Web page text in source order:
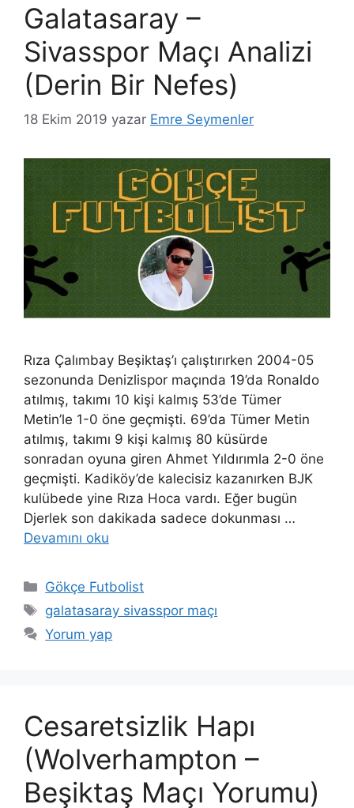
Galatasaray –
Sivasspor Maçı Analizi
(Derin Bir Nefes)
18 Ekim 2019 yazar Emre Seymenler
Rıza Çalımbay Beşiktaş’ı çalıştırırken 2004-05
sezonunda Denizlispor maçında 19’da Ronaldo
atılmış, takımı 10 kişi kalmış 53’de Tümer
Metin’le 1-0 öne geçmişti. 69’da Tümer Metin
atılmış, takımı 9 kişi kalmış 80 küsürde
sonradan oyuna giren Ahmet Yıldırımla 2-0 öne
geçmişti. Kadiköy’de kalecisiz kazanırken BJK
kulübede yine Rıza Hoca vardı. Eğer bugün
Djerlek son dakikada sadece dokunması …
Devamını oku
Kategoriler
Gökçe Futbolist
Etiketler
galatasaray sivasspor maçı
Yorum yap
Cesaretsizlik Hapı
(Wolverhampton –
Beşiktaş Maçı Yorumu)